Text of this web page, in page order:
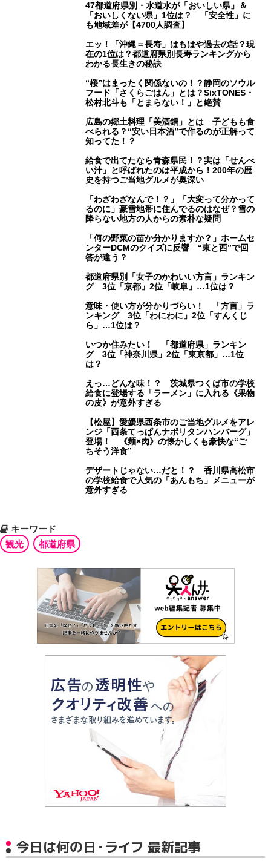
47都道府県別・水道水が「おいしい県」＆
「おいしくない県」1位は？ 「安全性」に
も地域差が【4700人調査】
エッ！「沖縄＝長寿」はもはや過去の話？現
在の1位は？都道府県別長寿ランキングから
わかる長生きの秘訣
“桜”はまったく関係ないの！？静岡のソウル
フード「さくらごはん」とは？SixTONES・
松村北斗も「とまらない！」と絶賛
広島の郷土料理「美酒鍋」とは 子どもも食
べられる？“安い日本酒”で作るのが正解って
知ってた！？
給食で出てたなら青森県民！？実は「せんべ
い汁」と呼ばれたのは平成から！200年の歴
史を持つご当地グルメが奥深い
「わざわざなんで！？」「大変って分かって
るのに」豪雪地帯に住んでるのはなぜ？雪の
降らない地方の人からの素朴な疑問
「何の野菜の苗か分かりますか？」ホームセ
ンターDCMのクイズに反響 “東と西”で回
答が違う？
都道府県別「女子のかわいい方言」ランキン
グ 3位「京都」2位「岐阜」…1位は？
意味・使い方が分かりづらい！ 「方言」ラ
ンキング 3位「わにわに」2位「すんくじ
ら」…1位は？
いつか住みたい！ 「都道府県」ランキン
グ 3位「神奈川県」2位「東京都」…1位
は？
えっ…どんな味！？ 茨城県つくば市の学校
給食に登場する「ラーメン」に入れる《果物
の皮》が意外すぎる
【松屋】愛媛県西条市のご当地グルメをアレ
ンジ「西条てっぱんナポリタンハンバーグ」
登場！ 《麺×肉》の懐かしくも豪快な“ご
ちそう洋食”
デザートじゃない…だと！？ 香川県高松市
の学校給食で人気の「あんもち」メニューが
意外すぎる
キーワード
観光
都道府県
今日は何の日・ライフ 最新記事